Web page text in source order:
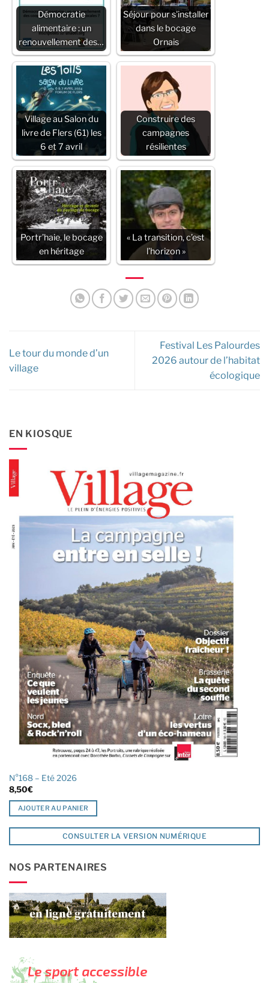
Démocratie
alimentaire : un
renouvellement des…
Séjour pour s'installer
dans le bocage
Ornais
Village au Salon du
livre de Flers (61) les
6 et 7 avril
Construire des
campagnes
résilientes
Portr’haie, le bocage
en héritage
« La transition, c’est
l’horizon »
Le tour du monde d’un
village
Festival Les Palourdes
2026 autour de l’habitat
écologique
EN KIOSQUE
N°168 – Eté 2026
8,50€
AJOUTER AU PANIER
CONSULTER LA VERSION NUMÉRIQUE
NOS PARTENAIRES